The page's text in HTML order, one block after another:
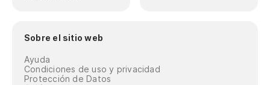
Sobre el sitio web
Ayuda
Condiciones de uso y privacidad
Protección de Datos